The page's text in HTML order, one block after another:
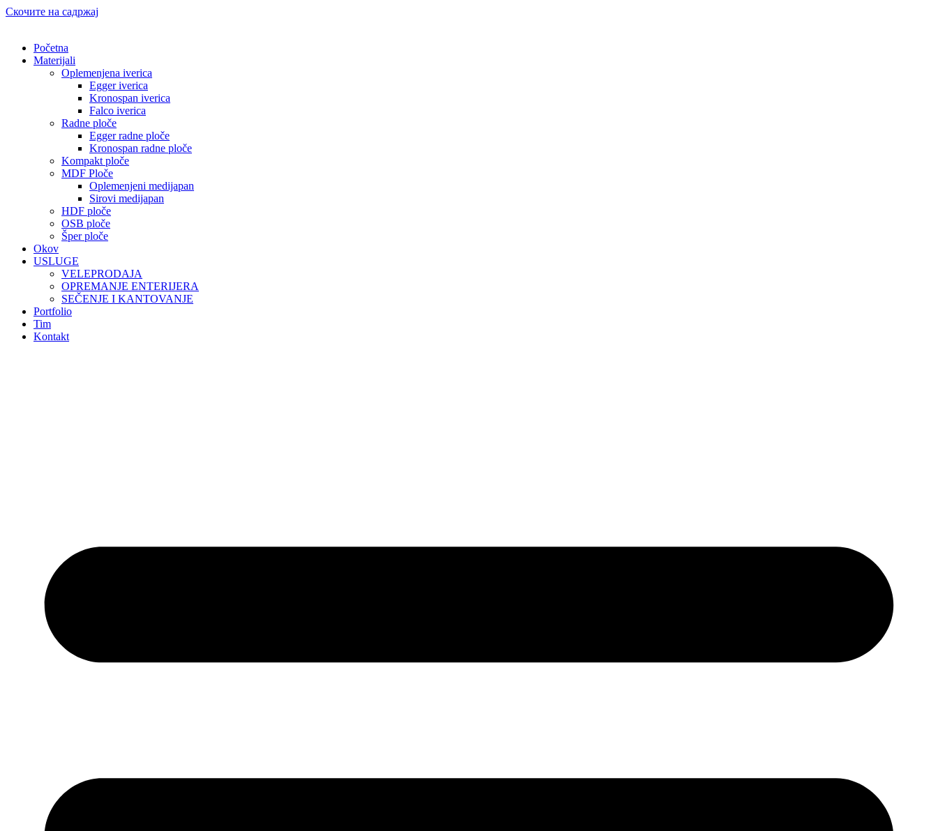
Скочите на садржај
Početna
Materijali
Oplemenjena iverica
Egger iverica
Kronospan iverica
Falco iverica
Radne ploče
Egger radne ploče
Kronospan radne ploče
Kompakt ploče
MDF Ploče
Oplemenjeni medijapan
Sirovi medijapan
HDF ploče
OSB ploče
Šper ploče
Okov
USLUGE
VELEPRODAJA
OPREMANJE ENTERIJERA
SEČENJE I KANTOVANJE
Portfolio
Tim
Kontakt